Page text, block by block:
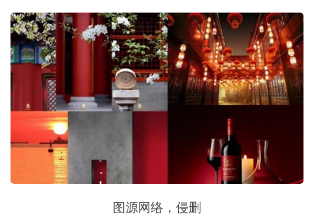
图源网络，侵删